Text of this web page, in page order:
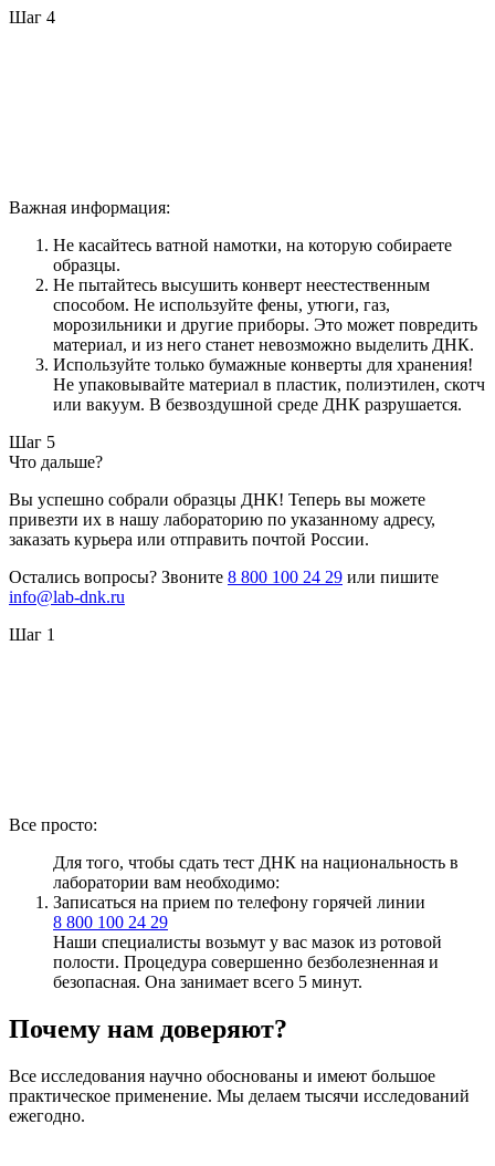
Шаг 4
Важная информация:
Не касайтесь ватной намотки, на которую собираете
образцы.
Не пытайтесь высушить конверт неестественным
способом. Не используйте фены, утюги, газ,
морозильники и другие приборы. Это может повредить
материал, и из него станет невозможно выделить ДНК.
Используйте только бумажные конверты для хранения!
Не упаковывайте материал в пластик, полиэтилен, скотч
или вакуум. В безвоздушной среде ДНК разрушается.
Шаг 5
Что дальше?
Вы успешно собрали образцы ДНК! Теперь вы можете
привезти их в нашу лабораторию по указанному адресу,
заказать курьера или отправить почтой России.
Остались вопросы? Звоните 8 800 100 24 29 или пишите
info@lab-dnk.ru
Шаг 1
Все просто:
Для того, чтобы сдать тест ДНК на национальность в
лаборатории вам необходимо:
Записаться на прием по телефону горячей линии
8 800 100 24 29
Наши специалисты возьмут у вас мазок из ротовой
полости. Процедура совершенно безболезненная и
безопасная. Она занимает всего 5 минут.
Почему нам доверяют?
Все исследования научно обоснованы и имеют большое
практическое применение. Мы делаем тысячи исследований
ежегодно.